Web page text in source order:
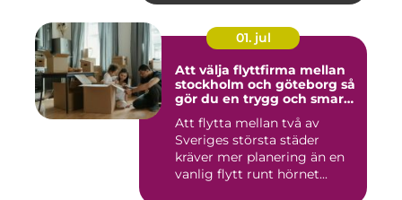
01. jul
Att välja flyttfirma mellan
stockholm och göteborg så
gör du en trygg och smart
Att flytta mellan två av
Sveriges största städer
kräver mer planering än en
vanlig flytt runt hörnet...